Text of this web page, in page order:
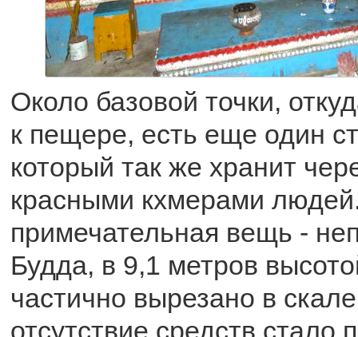
Около базовой точки,
к пещере, есть еще один
который так же хранит
красными кхмерами
примечательная вещь -
Будда, в 9,1 метров
частично вырезано в
отсутствие средств стало